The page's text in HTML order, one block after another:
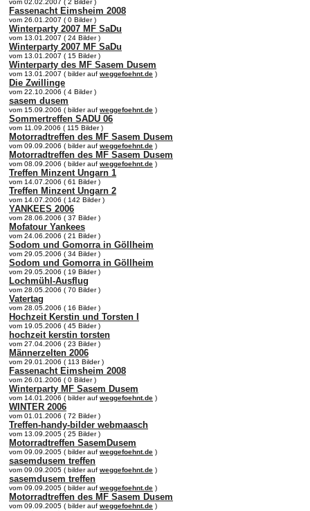
vom 02.02.2007 ( 2 Bilder )
Fassenacht Eimsheim 2008
vom 26.01.2007 ( 0 Bilder )
Winterparty 2007 MF SaDu
vom 13.01.2007 ( 24 Bilder )
Winterparty 2007 MF SaDu
vom 13.01.2007 ( 15 Bilder )
Winterparty des MF Sasem Dusem
vom 13.01.2007 ( bilder auf weggefoehnt.de )
Die Zwillinge
vom 22.10.2006 ( 4 Bilder )
sasem dusem
vom 15.09.2006 ( bilder auf weggefoehnt.de )
Sommertreffen SADU 06
vom 11.09.2006 ( 115 Bilder )
Motorradtreffen des MF Sasem Dusem
vom 09.09.2006 ( bilder auf weggefoehnt.de )
Motorradtreffen des MF Sasem Dusem
vom 08.09.2006 ( bilder auf weggefoehnt.de )
Treffen Minzent Ungarn 1
vom 14.07.2006 ( 61 Bilder )
Treffen Minzent Ungarn 2
vom 14.07.2006 ( 142 Bilder )
YANKEES 2006
vom 28.06.2006 ( 37 Bilder )
Mofatour Yankees
vom 24.06.2006 ( 21 Bilder )
Sodom und Gomorra in Göllheim
vom 29.05.2006 ( 34 Bilder )
Sodom und Gomorra in Göllheim
vom 29.05.2006 ( 19 Bilder )
Lochmühl-Ausflug
vom 28.05.2006 ( 70 Bilder )
Vatertag
vom 28.05.2006 ( 16 Bilder )
Hochzeit Kerstin und Torsten I
vom 19.05.2006 ( 45 Bilder )
hochzeit kerstin torsten
vom 27.04.2006 ( 23 Bilder )
Männerzelten 2006
vom 29.01.2006 ( 113 Bilder )
Fassenacht Eimsheim 2008
vom 26.01.2006 ( 0 Bilder )
Winterparty MF Sasem Dusem
vom 14.01.2006 ( bilder auf weggefoehnt.de )
WINTER 2006
vom 01.01.2006 ( 72 Bilder )
Treffen-handy-bilder webmaasch
vom 13.09.2005 ( 25 Bilder )
Motorradtreffen SasemDusem
vom 09.09.2005 ( bilder auf weggefoehnt.de )
sasemdusem treffen
vom 09.09.2005 ( bilder auf weggefoehnt.de )
sasemdusem treffen
vom 09.09.2005 ( bilder auf weggefoehnt.de )
Motorradtreffen des MF Sasem Dusem
vom 09.09.2005 ( bilder auf weggefoehnt.de )